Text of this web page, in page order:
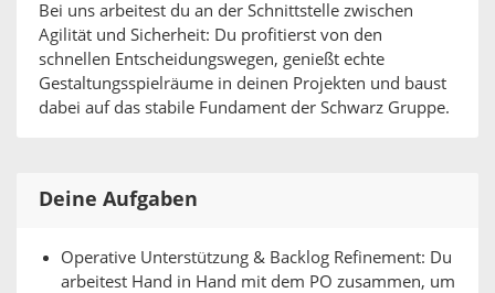
Bei uns arbeitest du an der Schnittstelle zwischen
Agilität und Sicherheit: Du profitierst von den
schnellen Entscheidungswegen, genießt echte
Gestaltungsspielräume in deinen Projekten und baust
dabei auf das stabile Fundament der Schwarz Gruppe.
Deine Aufgaben
Operative Unterstützung & Backlog Refinement: Du
arbeitest Hand in Hand mit dem PO zusammen, um